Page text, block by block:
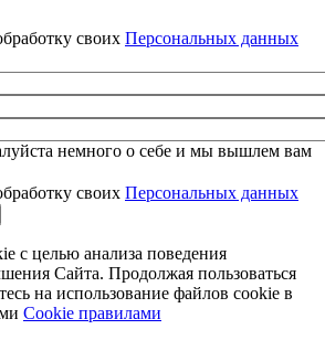
своих Персональных данных
немного о себе и мы вышлем вам
своих Персональных данных
с целью анализа поведения
Сайта. Продолжая пользоваться
на использование файлов cookie в
Cookiе правилами